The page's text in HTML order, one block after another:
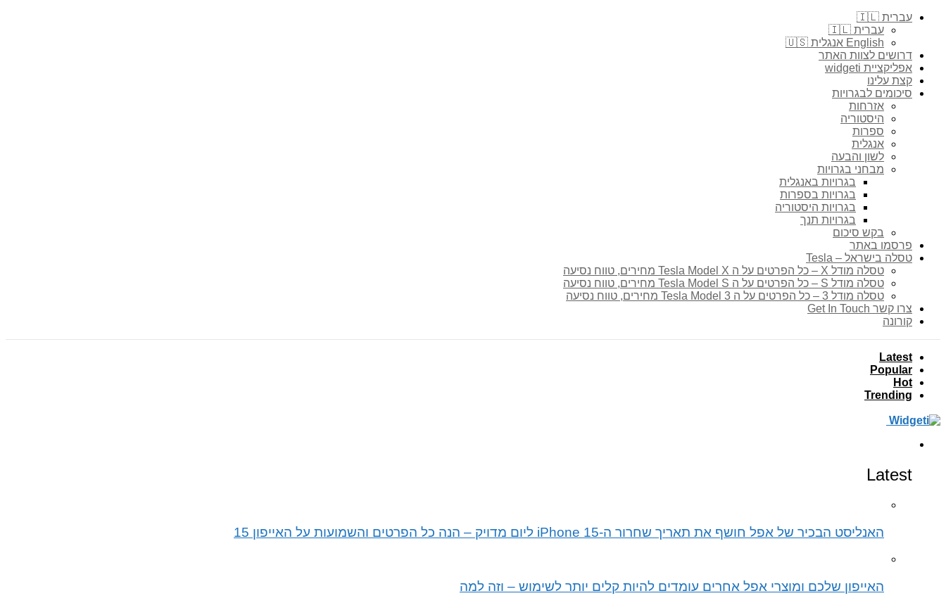
עברית 🇮🇱
עברית 🇮🇱
English אנגלית 🇺🇸
דרושים לצוות האתר
אפליקציית widgeti
קצת עלינו
סיכומים לבגרויות
אזרחות
היסטוריה
ספרות
אנגלית
לשון והבעה
מבחני בגרויות
בגרויות באנגלית
בגרויות בספרות
בגרויות היסטוריה
בגרויות תנך
בקש סיכום
פרסמו באתר
טסלה בישראל – Tesla
טסלה מודל X – כל הפרטים על ה Tesla Model X מחירים, טווח נסיעה
טסלה מודל S – כל הפרטים על ה Tesla Model S מחירים, טווח נסיעה
טסלה מודל 3 – כל הפרטים על ה Tesla Model 3 מחירים, טווח נסיעה
צרו קשר Get In Touch
קורונה
Latest
Popular
Hot
Trending
Latest
האנליסט הבכיר של אפל חושף את תאריך שחרור ה-iPhone 15 ליום מדויק – הנה כל הפרטים והשמועות על האייפון 15
האייפון שלכם ומוצרי אפל אחרים עומדים להיות קלים יותר לשימוש – וזה למה